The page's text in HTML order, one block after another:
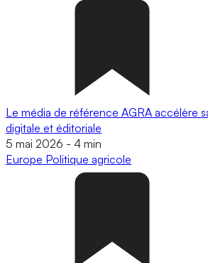
Le média de référence AGRA accélère
digitale et éditoriale
5 mai 2026 - 4 min
Europe Politique agricole